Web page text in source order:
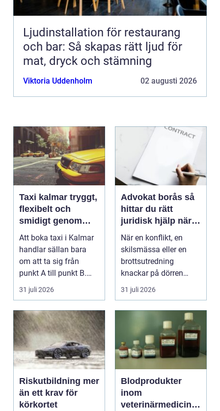
Ljudinstallation för restaurang
och bar: Så skapas rätt ljud för
mat, dryck och stämning
Viktoria Uddenholm 02 augusti 2026
Taxi kalmar tryggt,
flexibelt och
smidigt genom
hela resan
Att boka taxi i Kalmar
handlar sällan bara
om att ta sig från
punkt A till punkt B.
För många är res...
31 juli 2026
Advokat borås så
hittar du rätt
juridisk hjälp när
livet krånglar
När en konflikt, en
skilsmässa eller en
brottsutredning
knackar på dörren
förändras vardagen
snabbt....
31 juli 2026
Riskutbildning mer
än ett krav för
körkortet
Blodprodukter
inom
veterinärmedicin